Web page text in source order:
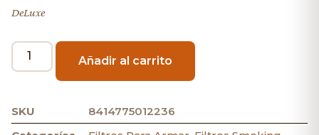
DeLuxe
Añadir al carrito
SKU
8414775012236